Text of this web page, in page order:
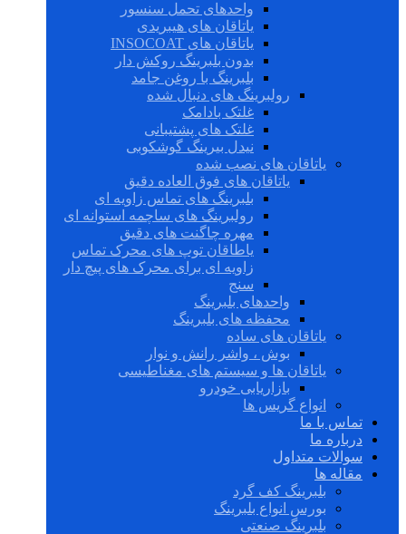
واحدهای تحمل سنسور
یاتاقان های هیبریدی
یاتاقان های INSOCOAT
بدون بلبرینگ روکش دار
بلبرینگ با روغن جامد
رولبرینگ های دنبال شده
غلتک بادامک
غلتک های پشتیبانی
نیدل بیرینگ گوشکوبی
یاتاقان های نصب شده
یاتاقان های فوق العاده دقیق
بلبرینگ های تماس زاویه ای
رولبرینگ های ساچمه استوانه ای
مهره چاگنت های دقیق
یاطاقان توپ های محرک تماس
زاویه ای برای محرک های پیچ دار
سنج
واحدهای بلبرینگ
محفظه های بلبرینگ
یاتاقان های ساده
بوش ، واشر رانش و نوار
یاتاقان ها و سیستم های مغناطیسی
بازاریابی خودرو
انواع گریس ها
تماس با ما
درباره ما
سوالات متداول
مقاله ها
بلبرینگ کف گرد
بورس انواع بلبرینگ
بلبرینگ صنعتی